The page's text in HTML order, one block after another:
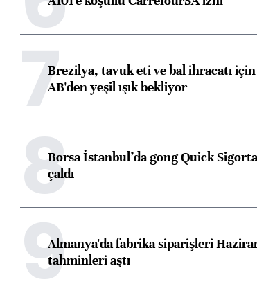
7Brezilya, tavuk eti ve bal ihracatı için
AB'den yeşil ışık bekliyor
8Borsa İstanbul’da gong Quick
çaldı
9Almanya'da fabrika siparişleri
tahminleri aştı